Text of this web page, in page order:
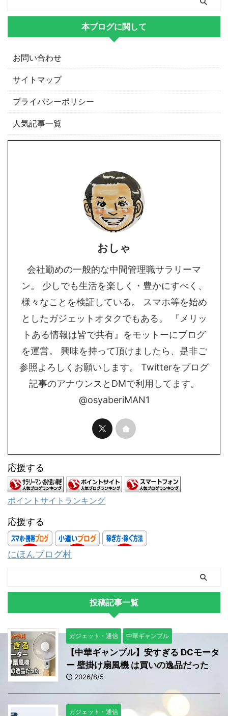
本ブログに関して
お問い合わせ
サイトマップ
プライバシーポリシー
人気記事一覧
おしゃ
会社勤めの一般的な中間管理職サラリーマ
ン。 少しでも生活を楽しく・豊かにすべく、
様々なことを検証している。 スマホ等を始め
としたガジェットオタクでもある。 『メリッ
トある情報は皆で共有』をモットーにブログ
を運営。 興味を持って頂けましたら、是非ご
参照よろしくお願いします。 Twitterをブログ
記事のアナウンスとDMで利用してます。
@osyaberiMAN1
応援する
ポイントサイトランキング
応援する
にほんブログ村
投稿記事一覧
ガジェット・通信 中華ギャンブル
【中華ギャンブル】安すぎる DCモータ
ー 壁掛け扇風機 は買いの逸品だった
2026/8/5
ガジェット・通信